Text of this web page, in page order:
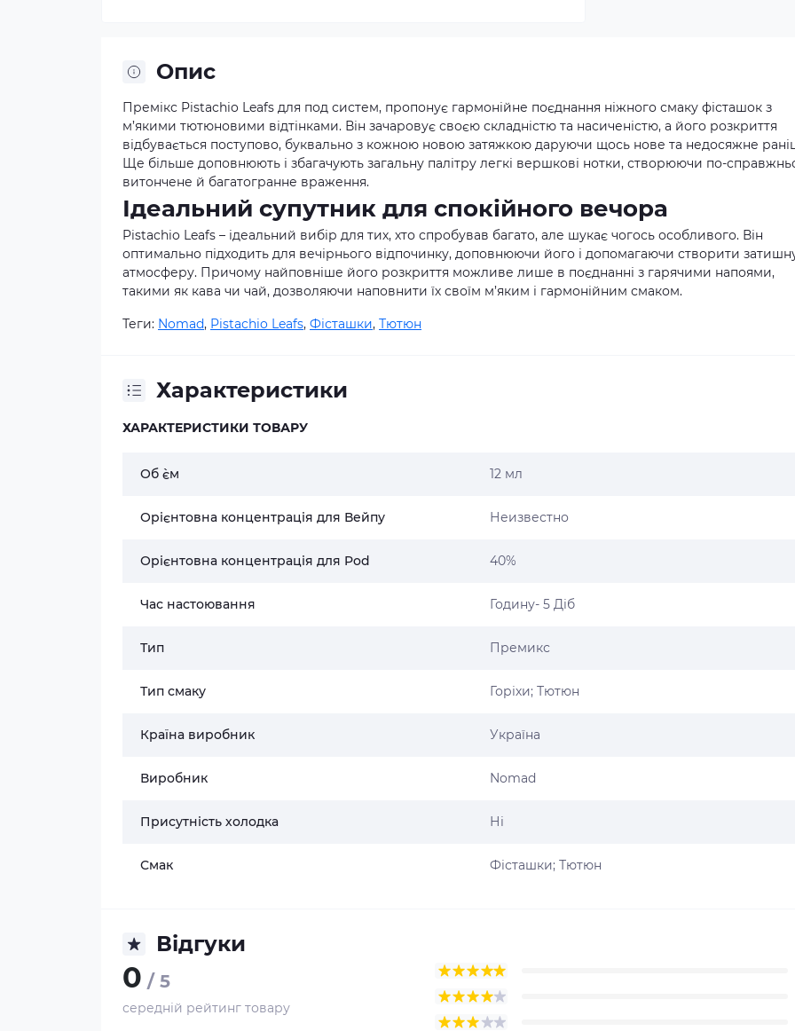
Опис
Премікс Pistachio Leafs для под систем, пропонує гармонійне поєднання ніжного смаку фісташок з
м’якими тютюновими відтінками. Він зачаровує своєю складністю та насиченістю, а його розкриття
відбувається поступово, буквально з кожною новою затяжкою даруючи щось нове та недосяжне
Ще більше доповнюють і збагачують загальну палітру легкі вершкові нотки, створюючи по-
витончене й багатогранне враження.
Ідеальний супутник для спокійного вечора
Pistachio Leafs – ідеальний вибір для тих, хто спробував багато, але шукає чогось особливого. Він
оптимально підходить для вечірнього відпочинку, доповнюючи його і допомагаючи створити
атмосферу. Причому найповніше його розкриття можливе лише в поєднанні з гарячими напоями,
такими як кава чи чай, дозволяючи наповнити їх своїм м’яким і гармонійним смаком.
Теги: Nomad, Pistachio Leafs, Фісташки, Тютюн
Характеристики
ХАРАКТЕРИСТИКИ ТОВАРУ
Об `єм 12 мл
Орієнтовна концентрація для Вейпу Неизвестно
Орієнтовна концентрація для Pod 40%
Час настоювання Годину- 5 Діб
Тип Премикс
Тип смаку Горіхи; Тютюн
Країна виробник Україна
Виробник Nomad
Присутність холодка Ні
Смак Фісташки; Тютюн
Відгуки
0 / 5
середній рейтинг товару